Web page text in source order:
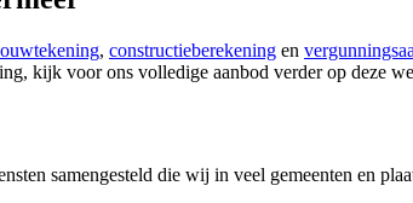
, constructieberekening en
kijk voor ons volledige aanbod verder op deze
samengesteld die wij in veel gemeenten en